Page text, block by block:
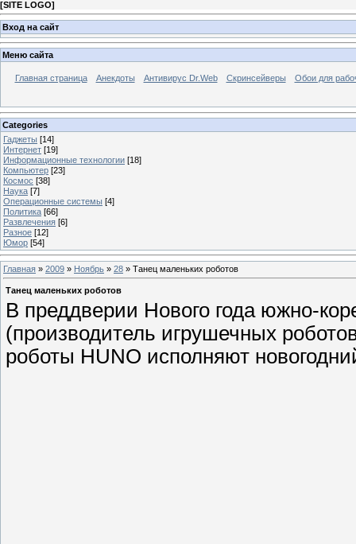
[SITE LOGO]
Вход на сайт
Меню сайта
Главная страница Анекдоты Антивирус Dr.Web Скринсейверы Обои для
Categories
Гаджеты [14]
Интернет [19]
Информационные технологии [18]
Компьютер [23]
Космос [38]
Наука [7]
Операционные системы [4]
Политика [66]
Развлечения [6]
Разное [12]
Юмор [54]
Главная » 2009 » Ноябрь » 28 » Танец маленьких роботов
Танец маленьких роботов
В преддверии Нового года южно-
(производитель игрушечных
роботы HUNO исполняют